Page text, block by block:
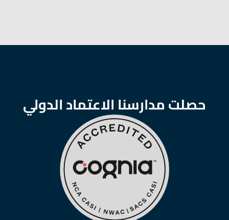
حصلت مدارسنا الاعتماد الدولي